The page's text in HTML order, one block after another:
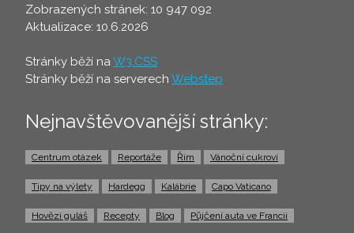
Zobrazených stránek: 10 947 092
Aktualizace: 10.6.2026
Stránky běží naW3.CSS
Stránky běží na serverech Webstep
Nejnavštěvovanější stránky:
Centrum otázek Reportáže Řím Vánoční cukroví
Tipy na výlety Hardegg Kalábrie Capo Vaticano
Hovězí guláš Recepty Blog Půjčení auta ve Francii